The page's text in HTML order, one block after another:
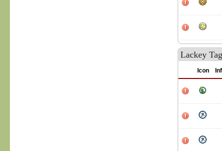
Lackey
Icon